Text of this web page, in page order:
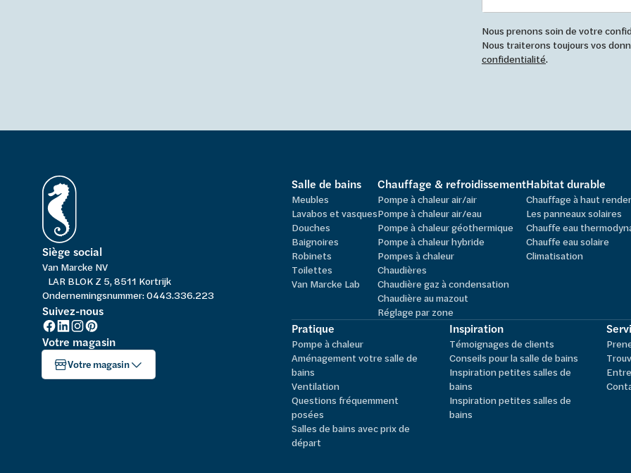
Nous prenons soin de votre
Nous traiterons toujours vos
confidentialité.
Siège social
Van Marcke NV
LAR BLOK Z 5, 8511 Kortrijk
Ondernemingsnummer: 0443.336.223
Suivez-nous
Votre magasin
Votre magasin
Salle de bains
Meubles
Lavabos et vasques
Douches
Baignoires
Robinets
Toilettes
Van Marcke Lab
Chauffage & refroidissement
Pompe à chaleur air/air
Pompe à chaleur air/eau
Pompe à chaleur géothermique
Pompe à chaleur hybride
Pompes à chaleur
Chaudières
Chaudière gaz à condensation
Chaudière au mazout
Réglage par zone
Habitat durable
Chauffage à haut
Les panneaux solaires
Chauffe eau
Chauffe eau solaire
Climatisation
Pratique
Pompe à chaleur
Aménagement votre salle de
bains
Ventilation
Questions fréquemment
posées
Salles de bains avec prix de
départ
Inspiration
Témoignages de clients
Conseils pour la salle de bains
Inspiration petites salles de
bains
Inspiration petites salles de
bains